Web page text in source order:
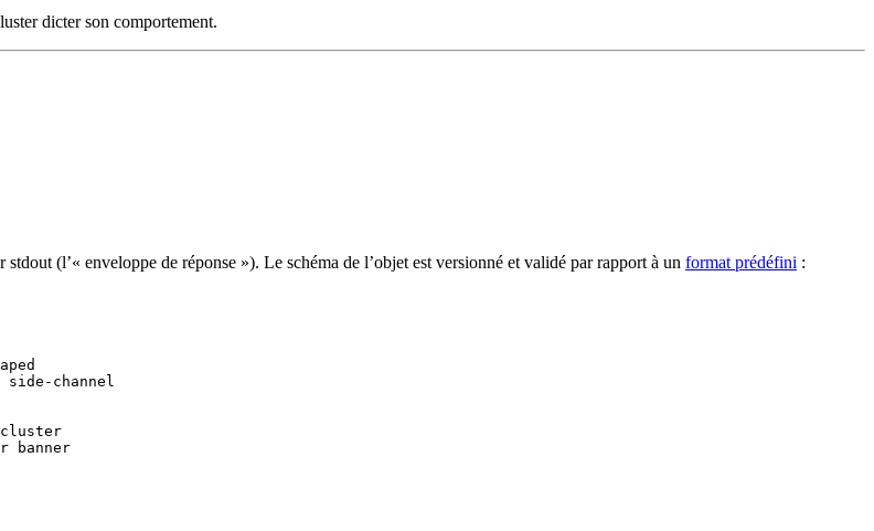
dicter son comportement.
(l’« enveloppe de réponse »). Le schéma de l’objet est versionné et validé par rapport à un format prédéfini :
channel
banner